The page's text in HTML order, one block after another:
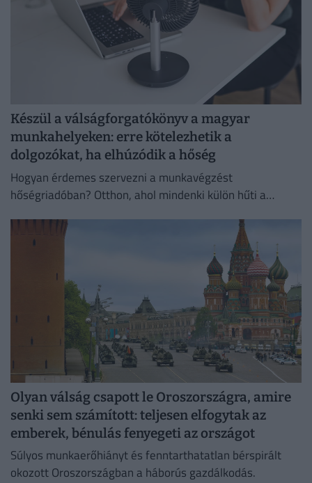
Készül a válságforgatókönyv a magyar
munkahelyeken: erre kötelezhetik a
dolgozókat, ha elhúzódik a hőség
Hogyan érdemes szervezni a munkavégzést
hőségriadóban? Otthon, ahol mindenki külön hűti a
irodaházban, ahol a hűtés központilag működik.
Olyan válság csapott le Oroszországra, amire
senki sem számított: teljesen elfogytak az
emberek, bénulás fenyegeti az országot
Súlyos munkaerőhiányt és fenntarthatatlan bérspirált
okozott Oroszországban a háborús gazdálkodás.